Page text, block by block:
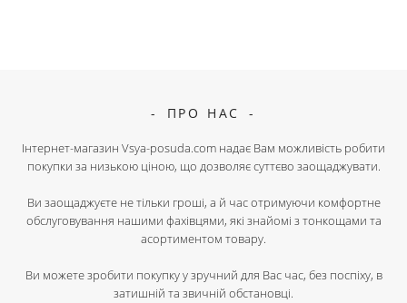
ПРО НАС
Інтернет-магазин Vsya-posuda.com надає Вам можливість робити
покупки за низькою ціною, що дозволяє суттєво заощаджувати.
Ви заощаджуєте не тільки гроші, а й час отримуючи комфортне
обслуговування нашими фахівцями, які знайомі з тонкощами та
асортиментом товару.
Ви можете зробити покупку у зручний для Вас час, без поспіху, в
затишній та звичній обстановці.